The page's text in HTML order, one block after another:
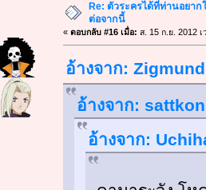
Re: ตัวระครได้ที่ท่านอยา
ต่อจากนี้
« ตอบกลับ #16 เมื่อ: ส. 15 ก.ย. 2012 เ
อ้างจาก:
อ้างจาก:
อ้างจาก: